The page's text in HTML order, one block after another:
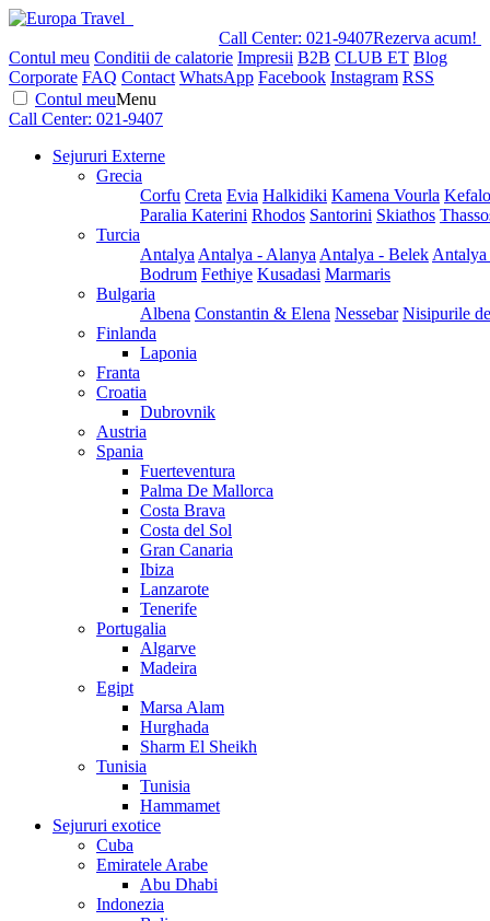
Call Center: 021-9407Rezerva acum!
Contul meu Conditii de calatorie Impresii B2B CLUB ET Blog
Corporate FAQ Contact WhatsApp Facebook Instagram RSS
Contul meuMenu
Call Center: 021-9407
Sejururi Externe
Grecia
Corfu Creta Evia Halkidiki Kamena Vourla
Paralia Katerini Rhodos Santorini Skiathos
Turcia
Antalya Antalya - Alanya Antalya - Belek
Bodrum Fethiye Kusadasi Marmaris
Bulgaria
Albena Constantin & Elena Nessebar Nisipurile
Finlanda
Laponia
Franta
Croatia
Dubrovnik
Austria
Spania
Fuerteventura
Palma De Mallorca
Costa Brava
Costa del Sol
Gran Canaria
Ibiza
Lanzarote
Tenerife
Portugalia
Algarve
Madeira
Egipt
Marsa Alam
Hurghada
Sharm El Sheikh
Tunisia
Tunisia
Hammamet
Sejururi exotice
Cuba
Emiratele Arabe
Abu Dhabi
Indonezia